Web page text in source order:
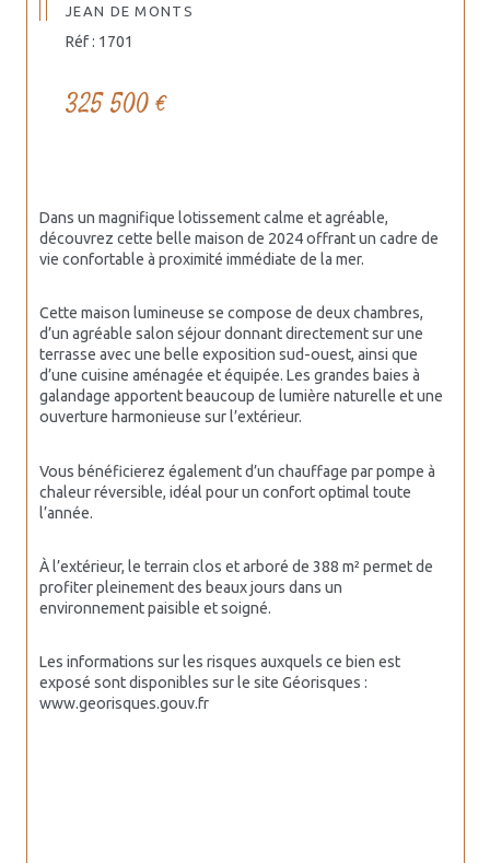
JEAN DE MONTS
Réf : 1701
325 500 €
Dans un magnifique lotissement calme et agréable,
découvrez cette belle maison de 2024 offrant un cadre de
vie confortable à proximité immédiate de la mer.
Cette maison lumineuse se compose de deux chambres,
d’un agréable salon séjour donnant directement sur une
terrasse avec une belle exposition sud-ouest, ainsi que
d’une cuisine aménagée et équipée. Les grandes baies à
galandage apportent beaucoup de lumière naturelle et une
ouverture harmonieuse sur l’extérieur.
Vous bénéficierez également d’un chauffage par pompe à
chaleur réversible, idéal pour un confort optimal toute
l’année.
À l’extérieur, le terrain clos et arboré de 388 m² permet de
profiter pleinement des beaux jours dans un
environnement paisible et soigné.
Les informations sur les risques auxquels ce bien est
exposé sont disponibles sur le site Géorisques :
www.georisques.gouv.fr